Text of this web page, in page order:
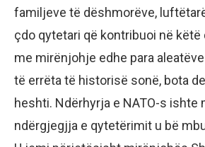
familjeve të dëshmorëve,
çdo qytetari që kontribuoi në
me mirënjohje edhe para
të errëta të historisë sonë, bota
heshti. Ndërhyrja e NATO-s ishte
ndërgjegjja e qytetërimit u bë